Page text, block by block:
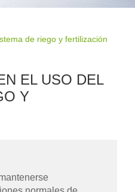
de riego y fertilización
EL USO DEL
Y